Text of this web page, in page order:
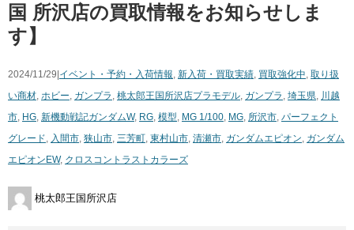
国 所沢店の買取情報をお知らせしま
す】
2024/11/29|イベント・予約・入荷情報, 新入荷・買取実績, 買取強化中, 取り扱
い商材, ホビー, ガンプラ , 桃太郎王国所沢店プラモデル, ガンプラ , 埼玉県, 川越
市, HG, 新機動戦記ガンダムW, RG, 模型, MG 1/100, MG, 所沢市, パーフェクト
グレード, 入間市, 狭山市, 三芳町, 東村山市, 清瀬市, ガンダムエピオン, ガンダム
エピオンEW, クロスコントラストカラーズ
桃太郎王国所沢店